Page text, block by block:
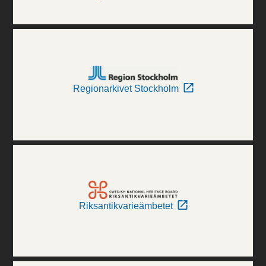
Regionarkivet Stockholm
Riksantikvarieämbetet